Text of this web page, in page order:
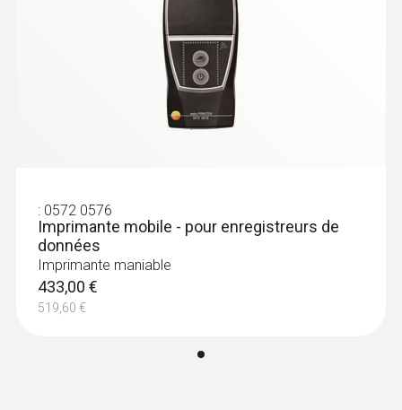
: 0572 0576
Imprimante mobile - pour enregistreurs de
données
Imprimante maniable
433,00 €
519,60 €